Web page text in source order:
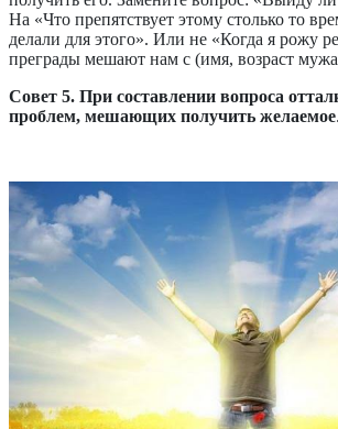
На «Что препятствует этому столько то
делали для этого». Или не «Когда я рожу
преграды мешают нам с (имя, возраст
Совет 5. При составлении вопроса
проблем, мешающих получить желаемое.